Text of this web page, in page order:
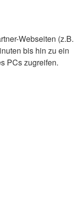
Webseiten (z.B.
bis hin zu ein
PCs zugreifen.